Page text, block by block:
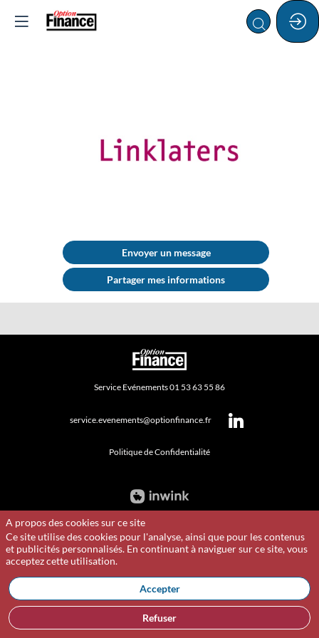
Envoyer un message
Partager mes informations
Service Evénements 01 53 63 55 86
service.evenements@optionfinance.fr
Politique de Confidentialité
A propos des cookies sur ce site
Ce site utilise des cookies pour l'analyse, ainsi que pour les contenus
et publicités personnalisés. En continuant à naviguer sur ce site, vous
acceptez cette utilisation.
Accepter
Refuser